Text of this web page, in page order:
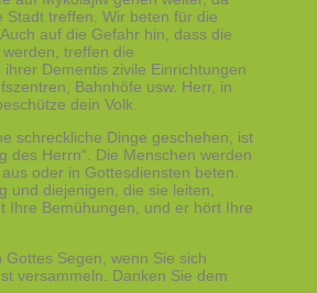
Stadt treffen. Wir beten für die
auf die Gefahr hin, dass die
treffen die
Dementis zivile Einrichtungen
Bahnhöfe usw. Herr, in
dein Volk.
schreckliche Dinge geschehen, ist
des Herrn“. Die Menschen werden
oder in Gottesdiensten beten.
und diejenigen, die sie leiten,
Ihre Bemühungen, und er hört Ihre
Segen, wenn Sie sich
versammeln. Danken Sie dem